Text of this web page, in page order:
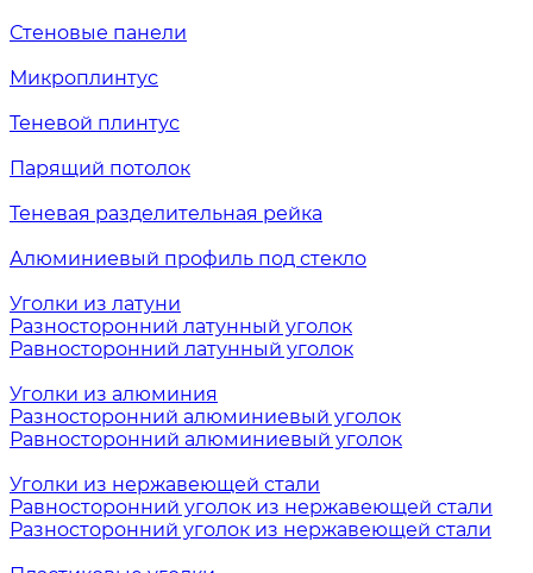
Стеновые панели
Микроплинтус
Теневой плинтус
Парящий потолок
Теневая разделительная рейка
Алюминиевый профиль под стекло
Уголки из латуни
Разносторонний латунный уголок
Равносторонний латунный уголок
Уголки из алюминия
Разносторонний алюминиевый уголок
Равносторонний алюминиевый уголок
Уголки из нержавеющей стали
Равносторонний уголок из нержавеющей стали
Разносторонний уголок из нержавеющей стали